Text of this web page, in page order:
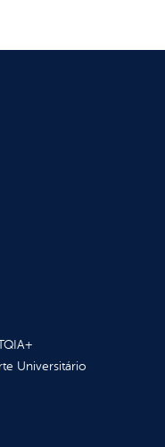
Universitário